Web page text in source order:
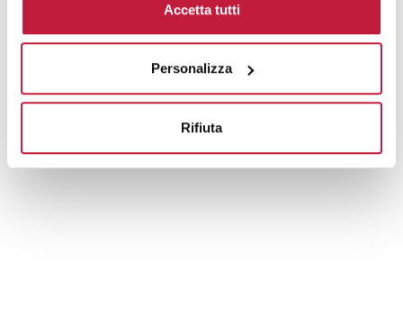
Accetta tutti
Personalizza
Rifiuta
Prodotti alternativi